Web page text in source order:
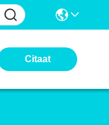
Citaat